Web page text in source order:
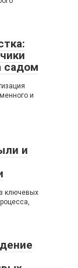
садом
и
и
ключевых